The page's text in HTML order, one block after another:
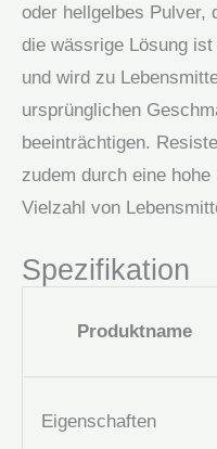
oder hellgelbes Pulver,
die wässrige Lösung
und wird zu
ursprünglichen
beeinträchtigen.
zudem durch eine
Vielzahl von
Spezifikation
Produktname
Eigenschaften